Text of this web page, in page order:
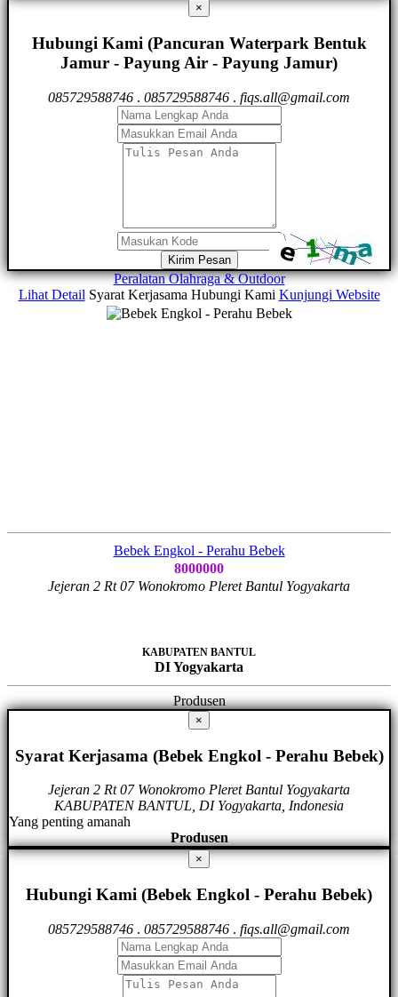
×
Hubungi Kami (Pancuran Waterpark Bentuk
Jamur - Payung Air - Payung Jamur)
085729588746 . 085729588746 . fiqs.all@gmail.com
Kirim Pesan
Peralatan Olahraga & Outdoor
Lihat Detail Syarat Kerjasama Hubungi Kami Kunjungi Website
Bebek Engkol - Perahu Bebek
8000000
Jejeran 2 Rt 07 Wonokromo Pleret Bantul Yogyakarta
KABUPATEN BANTUL
DI Yogyakarta
Produsen
×
Syarat Kerjasama (Bebek Engkol - Perahu Bebek)
Jejeran 2 Rt 07 Wonokromo Pleret Bantul Yogyakarta
KABUPATEN BANTUL, DI Yogyakarta, Indonesia
Yang penting amanah
Produsen
×
Hubungi Kami (Bebek Engkol - Perahu Bebek)
085729588746 . 085729588746 . fiqs.all@gmail.com